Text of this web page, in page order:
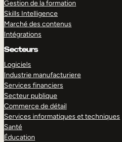
Gestion de la formation
Skills Intelligence
Marché des contenus
Intégrations
Secteurs
Logiciels
Industrie manufacturiere
Services financiers
Secteur publique
Commerce de détail
Services informatiques et techniques
Santé
Éducation